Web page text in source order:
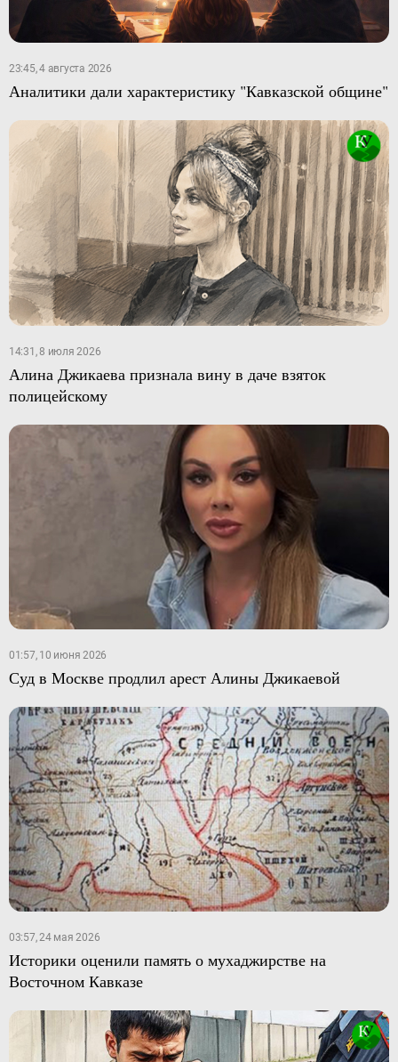
23:45, 4 августа 2026
Аналитики дали характеристику "Кавказской общине"
14:31, 8 июля 2026
Алина Джикаева признала вину в даче взяток
полицейскому
01:57, 10 июня 2026
Суд в Москве продлил арест Алины Джикаевой
03:57, 24 мая 2026
Историки оценили память о мухаджирстве на
Восточном Кавказе